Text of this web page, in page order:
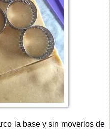
la base y sin moverlos de